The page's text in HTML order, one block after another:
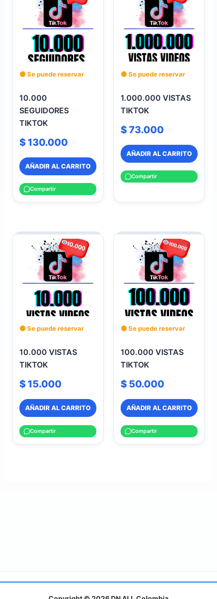
🟡 Se puede reservar
10.000
SEGUIDORES
TIKTOK
$130.000
AÑADIR AL CARRITO
Compartir
🟡 Se puede reservar
1.000.000 VISTAS
TIKTOK
$73.000
AÑADIR AL CARRITO
Compartir
🟡 Se puede reservar
10.000 VISTAS
TIKTOK
$15.000
AÑADIR AL CARRITO
Compartir
🟡 Se puede reservar
100.000 VISTAS
TIKTOK
$ 50.000
AÑADIR AL CARRITO
Compartir